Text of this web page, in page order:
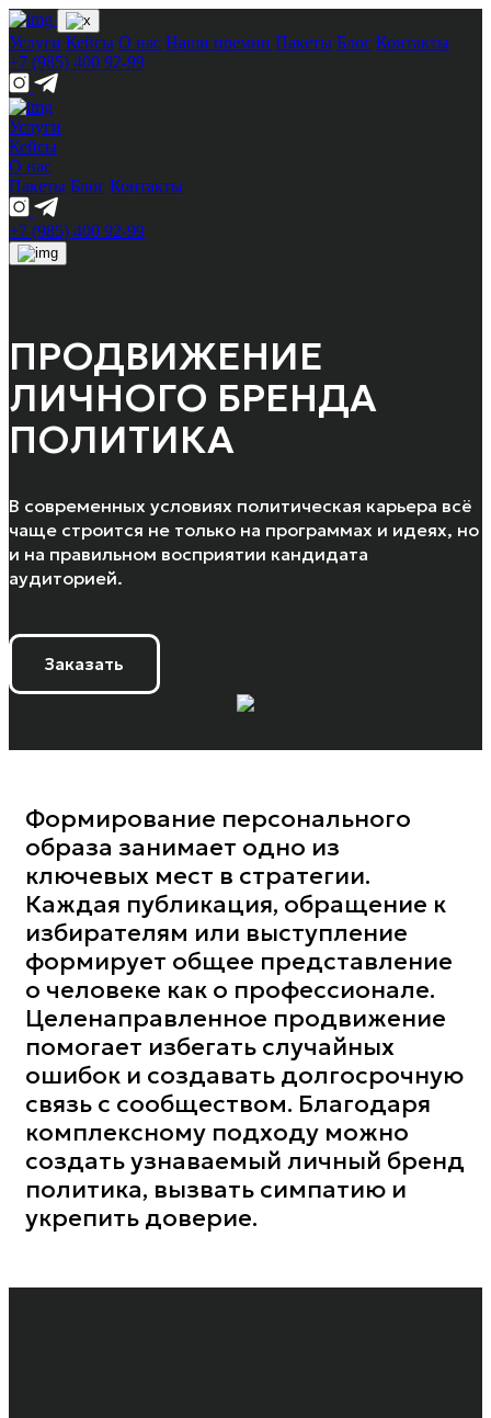
Услуги Кейсы О нас Наши премии Пакеты Блог Контакты
+7 (985) 400 92-99
Услуги
Кейсы
О нас
Пакеты Блог Контакты
+7 (985) 400 92-99
ПРОДВИЖЕНИЕ
ЛИЧНОГО БРЕНДА
ПОЛИТИКА
В современных условиях политическая карьера всё
чаще строится не только на программах и идеях, но
и на правильном восприятии кандидата
аудиторией.
Заказать
Формирование персонального
образа занимает одно из
ключевых мест в стратегии.
Каждая публикация, обращение к
избирателям или выступление
формирует общее представление
о человеке как о профессионале.
Целенаправленное продвижение
помогает избегать случайных
ошибок и создавать долгосрочную
связь с сообществом. Благодаря
комплексному подходу можно
создать узнаваемый личный бренд
политика, вызвать симпатию и
укрепить доверие.